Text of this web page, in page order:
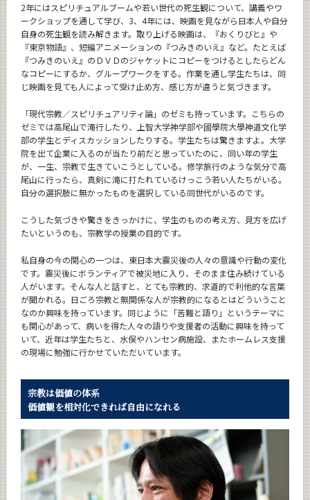
2年にはスピリチュアルブームや若い世代の死生観について、講義やワ
ークショップを通して学び、3、4年には、映画を見ながら日本人や自分
自身の死生観を読み解きます。取り上げる映画は、『おくりびと』や
『東京物語』、短編アニメーションの『つみきのいえ』など。たとえば
『つみきのいえ』のＤＶＤのジャケットにコピーをつけるとしたらどん
なコピーにするか、グループワークをする。作業を通し学生たちは、同
じ映画を見ても人によって受け止め方、感じ方が違うと気づきます。
「現代宗教／スピリチュアリティ論」のゼミも持っています。こちらの
ゼミでは高尾山で滝行したり、上智大学神学部や國學院大學神道文化学
部の学生とディスカッションしたりする。学生たちは驚きますよ。大学
院を出て企業に入るのが当たり前だと思っていたのに、同い年の学生
が、一生、宗教で生きていこうとしている。修学旅行のような気分で高
尾山に行ったら、真剣に滝に打たれているけっこう若い人たちがいる。
自分の選択肢に無かったものを選択している同世代がいるのです。
こうした気づきや驚きをきっかけに、学生のものの考え方、見方を広げ
たいというのも、宗教学の授業の目的です。
私自身の今の関心の一つは、東日本大震災後の人々の意識や行動の変化
です。震災後にボランティアで被災地に入り、そのまま住み続けている
人がいます。そんな人と話すと、とても宗教的、求道的で利他的な言葉
が聞かれる。日ごろ宗教と無関係な人が宗教的になるとはどういうこと
なのか興味を持っています。同じように「苦難と語り」というテーマに
も関心があって、病いを得た人々の語りや支援者の活動に興味を持って
いて、近年は学生たちと、水俣やハンセン病施設、またホームレス支援
の現場に勉強に行かせていただいています。
宗教は価値の体系
価値観を相対化できれば自由になれる